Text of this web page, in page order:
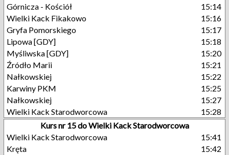
Górnicza - Kościół
15:14
Wielki Kack Fikakowo
15:16
Gryfa Pomorskiego
15:17
Lipowa [GDY]
15:18
Myśliwska [GDY]
15:20
Źródło Marii
15:21
Nałkowskiej
15:22
Karwiny PKM
15:25
Nałkowskiej
15:27
Wielki Kack Starodworcowa
15:28
Kurs nr 15 do Wielki Kack Starodworcowa
Wielki Kack Starodworcowa
15:41
Kręta
15:42